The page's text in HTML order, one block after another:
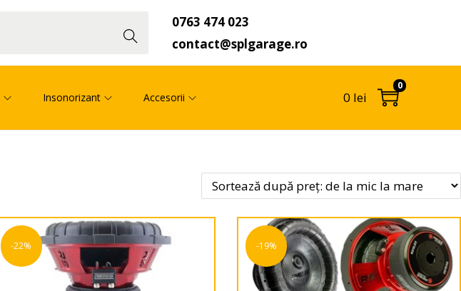
ă
0763 474 023
contact@splgarage.ro
Insonorizant Accesorii 0 lei
0
-22% -19%